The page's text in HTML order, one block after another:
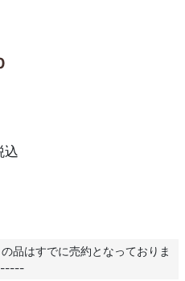
込
品はすでに売約となっておりま